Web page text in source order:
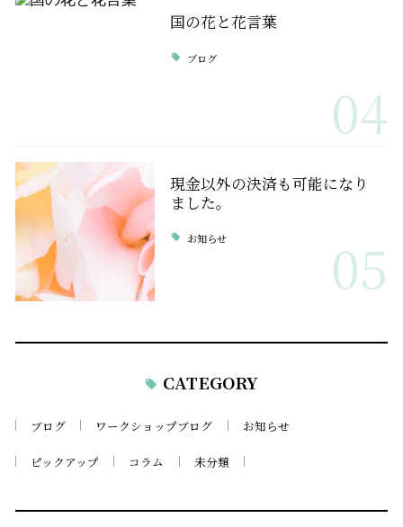
国の花と花言葉
ブログ
04
現金以外の決済も可能になり
ました。
お知らせ 05
CATEGORY
ブログ ワークショップブログ お知らせ
ピックアップ コラム 未分類